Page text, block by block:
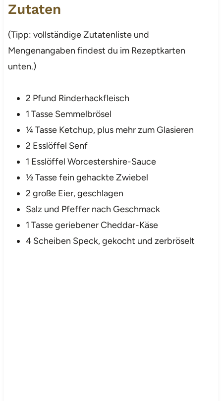
Zutaten
(Tipp: vollständige Zutatenliste und
Mengenangaben findest du im Rezeptkarten
unten.)
2 Pfund Rinderhackfleisch
1 Tasse Semmelbrösel
¼ Tasse Ketchup, plus mehr zum Glasieren
2 Esslöffel Senf
1 Esslöffel Worcestershire-Sauce
½ Tasse fein gehackte Zwiebel
2 große Eier, geschlagen
Salz und Pfeffer nach Geschmack
1 Tasse geriebener Cheddar-Käse
4 Scheiben Speck, gekocht und zerbröselt